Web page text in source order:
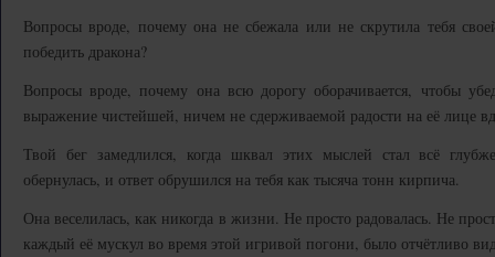
Вопросы вроде, почему она не сбежала или не скрутила тебя
победить дракона?
Вопросы вроде, почему она всю дорогу оборачивается, чтобы
выражение чистейшей, ничем не сдерживаемой радости на её лице
Твой бег замедлился, когда шквал этих мыслей стал всё
обернулась, и ответ обрушился на тебя как тысяча тонн кирпича.
Она веселилась, как никогда в жизни. Не просто радовалась. Не
каждый её мускул во время этой игривой погони, было отчётливо